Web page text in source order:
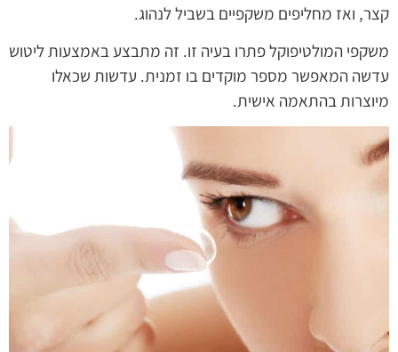
קצר, ואז מחליפים משקפיים בשביל לנהוג.
משקפי המולטיפוקל פתרו בעיה זו. זה מתבצע באמצעות ליטוש
עדשה המאפשר מספר מוקדים בו זמנית. עדשות שכאלו
מיוצרות בהתאמה אישית.